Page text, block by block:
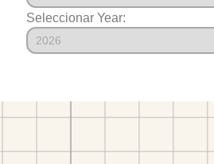
Seleccionar Year: